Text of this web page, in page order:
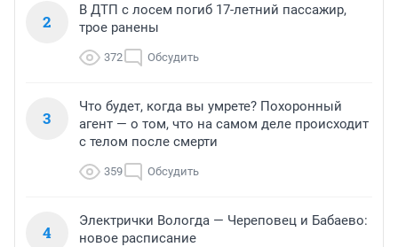
2
В ДТП с лосем погиб 17-летний пассажир,
трое ранены
372 Обсудить
3
Что будет, когда вы умрете? Похоронный
агент — о том, что на самом деле происходит
с телом после смерти
359 Обсудить
4
Электрички Вологда — Череповец и Бабаево:
новое расписание